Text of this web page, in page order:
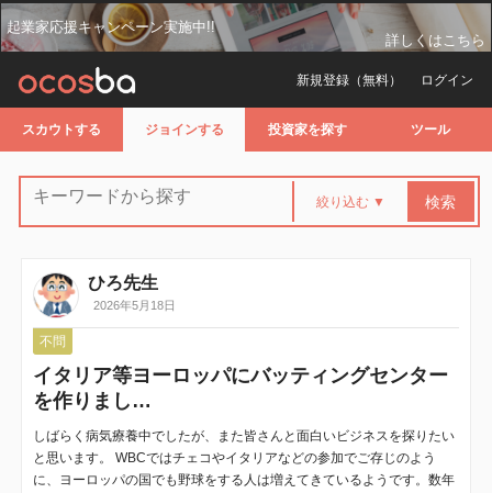
起業家応援キャンペーン実施中!!
詳しくはこちら
ログイン
新規登録（無料）
スカウトする ジョインする 投資家を探す ツール
ひろ先生
2026年5月18日
不問
イタリア等ヨーロッパにバッティングセンター
を作りまし…
しばらく病気療養中でしたが、また皆さんと面白いビジネスを探りたい
と思います。 WBCではチェコやイタリアなどの参加でご存じのよう
に、ヨーロッパの国でも野球をする人は増えてきているようです。数年